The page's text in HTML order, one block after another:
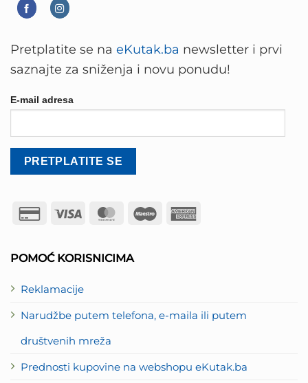
POMOĆ KORISNICIMA
Reklamacije
Narudžbe putem telefona, e-maila ili putem
društvenih mreža
Prednosti kupovine na webshopu eKutak.ba
Pretplatite se na eKutak.ba newsletter i prvi
saznajte za sniženja i novu ponudu!
E-mail adresa
Credit
Visa MasterCard
Maestro